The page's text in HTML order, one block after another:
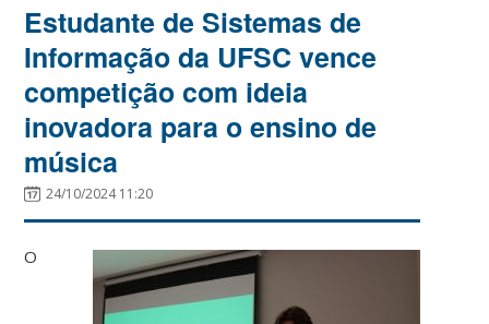
Estudante de Sistemas de
Informação da UFSC vence
competição com ideia
inovadora para o ensino de
música
24/10/2024 11:20
O